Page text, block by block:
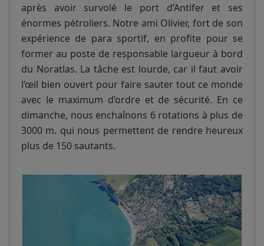
après avoir survolé le port d’Antifer et ses
énormes pétroliers. Notre ami Olivier, fort de son
expérience de para sportif, en profite pour se
former au poste de responsable largueur à bord
du Noratlas. La tâche est lourde, car il faut avoir
l’œil bien ouvert pour faire sauter tout ce monde
avec le maximum d’ordre et de sécurité. En ce
dimanche, nous enchaînons 6 rotations à plus de
3000 m. qui nous permettent de rendre heureux
plus de 150 sautants.